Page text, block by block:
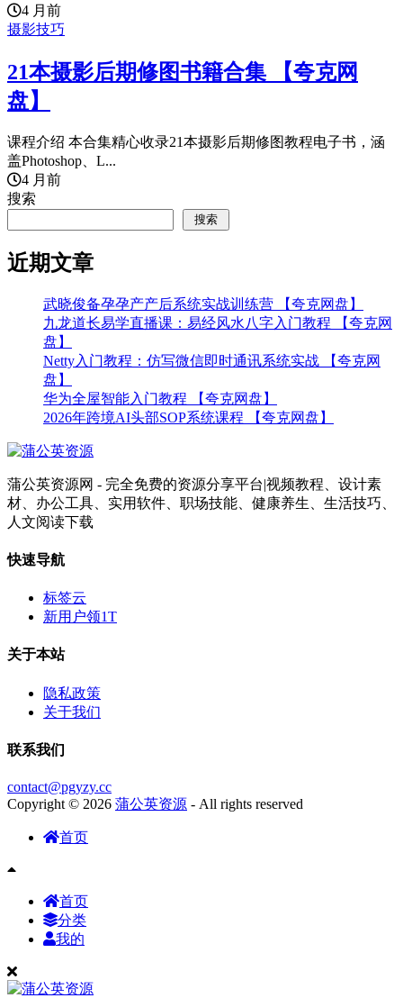
4 月前
摄影技巧
21本摄影后期修图书籍合集 【夸克网
盘】
课程介绍 本合集精心收录21本摄影后期修图教程电子书，涵
盖Photoshop、L...
4 月前
搜索
搜索
近期文章
武晓俊备孕孕产产后系统实战训练营 【夸克网盘】
九龙道长易学直播课：易经风水八字入门教程 【夸克网
盘】
Netty入门教程：仿写微信即时通讯系统实战 【夸克网
盘】
华为全屋智能入门教程 【夸克网盘】
2026年跨境AI头部SOP系统课程 【夸克网盘】
蒲公英资源网 - 完全免费的资源分享平台|视频教程、设计素
材、办公工具、实用软件、职场技能、健康养生、生活技巧、
人文阅读下载
快速导航
标签云
新用户领1T
关于本站
隐私政策
关于我们
联系我们
contact@pgyzy.cc
Copyright © 2026 蒲公英资源 - All rights reserved
首页
首页
分类
我的